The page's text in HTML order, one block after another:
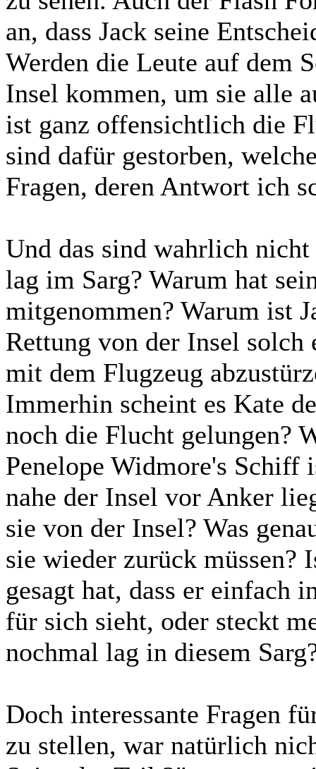
an, dass Jack seine
Werden die Leute auf dem
Insel kommen, um sie alle
ist ganz offensichtlich die
sind dafür gestorben,
Fragen, deren Antwort ich
Und das sind wahrlich
lag im Sarg? Warum hat
mitgenommen? Warum ist
Rettung von der Insel
mit dem Flugzeug
Immerhin scheint es Kate
noch die Flucht gelungen?
Penelope Widmore's Schiff
nahe der Insel vor Anker
sie von der Insel? Was
sie wieder zurück müssen?
gesagt hat, dass er einfach
für sich sieht, oder steckt
nochmal lag in diesem
Doch interessante Fragen
zu stellen, war natürlich